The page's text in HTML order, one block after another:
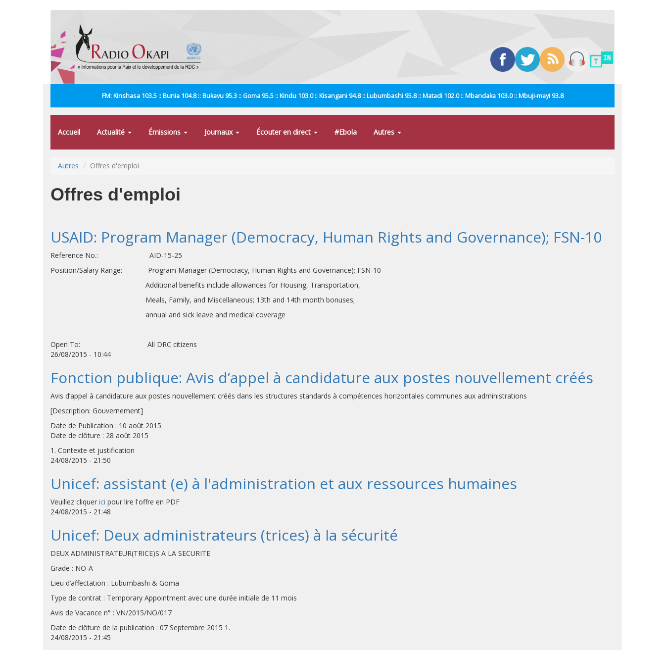
FM: Kinshasa 103.5 :: Bunia 104.8 :: Bukavu 95.3 :: Goma 95.5 :: Kindu 103.0 :: Kisangani 94.8 :: Lubumbashi 95.8 :: Matadi 102.0 :: Mbandaka 103.0 :: Mbuji-mayi 93.8
Accueil Actualité Émissions Journaux Écouter en direct #Ebola Autres
Autres Offres d'emploi
Offres d'emploi
USAID: Program Manager (Democracy, Human Rights and Governance); FSN-10
Reference No.: AID-15-25
Position/Salary Range: Program Manager (Democracy, Human Rights and Governance); FSN-10
Additional benefits include allowances for Housing, Transportation,
Meals, Family, and Miscellaneous; 13th and 14th month bonuses;
annual and sick leave and medical coverage
Open To: All DRC citizens
26/08/2015 - 10:44
Fonction publique: Avis d’appel à candidature aux postes nouvellement créés
Avis d’appel à candidature aux postes nouvellement créés dans les structures standards à compétences horizontales communes aux administrations
[Description: Gouvernement]
Date de Publication : 10 août 2015
Date de clôture : 28 août 2015
1. Contexte et justification
24/08/2015 - 21:50
Unicef: assistant (e) à l'administration et aux ressources humaines
Veuillez cliquer ici pour lire l'offre en PDF
24/08/2015 - 21:48
Unicef: Deux administrateurs (trices) à la sécurité
DEUX ADMINISTRATEUR(TRICE)S A LA SECURITE
Grade : NO-A
Lieu d’affectation : Lubumbashi & Goma
Type de contrat : Temporary Appointment avec une durée initiale de 11 mois
Avis de Vacance n° : VN/2015/NO/017
Date de clôture de la publication : 07 Septembre 2015 1.
24/08/2015 - 21:45